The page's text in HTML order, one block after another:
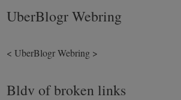
UberBlogr Webring
< UberBlogr Webring >
Bldv of broken links